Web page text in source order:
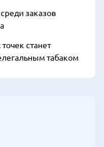
заказов
станет
табаком